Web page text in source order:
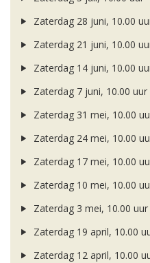
Zaterdag 28 juni, 10.00
Zaterdag 21 juni, 10.00
Zaterdag 14 juni, 10.00
Zaterdag 7 juni, 10.00 uur
Zaterdag 31 mei, 10.00
Zaterdag 24 mei, 10.00
Zaterdag 17 mei, 10.00
Zaterdag 10 mei, 10.00
Zaterdag 3 mei, 10.00 uur
Zaterdag 19 april, 10.00
Zaterdag 12 april, 10.00